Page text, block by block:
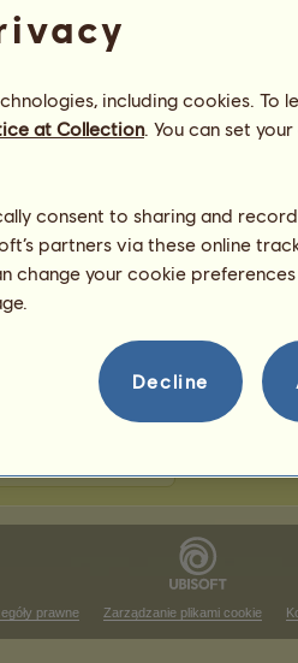
w wyścigu kłusem
w biegu przełajowym
do wyświetlenia w tym rankingu
prawne Zarządzanie plikami cookie
including cookies. To
at Collection. You can set
consent to sharing and
partners via these online
change your cookie
Decline